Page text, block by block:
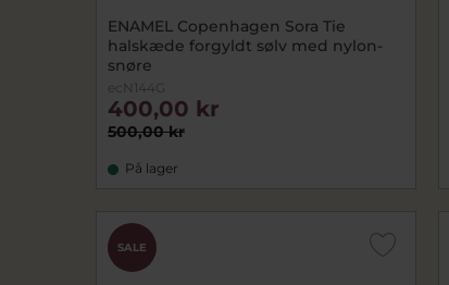
ENAMEL Copenhagen Sora Tie
halskæde forgyldt sølv med nylon-
snøre
ecN144G
500,00 kr
400,00 kr
På lager
SALE